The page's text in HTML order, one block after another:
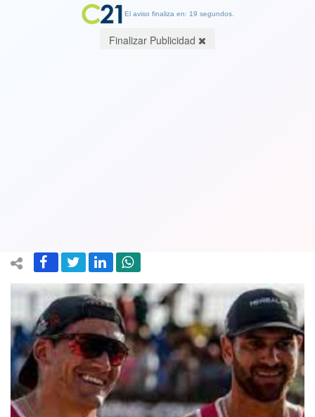
El aviso finaliza en: 19 segundos.
Finalizar Publicidad